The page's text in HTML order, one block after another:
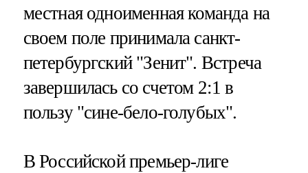
местная одноименная команда на
своем поле принимала санкт-
петербургский "Зенит". Встреча
завершилась со счетом 2:1 в
пользу "сине-бело-голубых".
В Российской премьер-лиге